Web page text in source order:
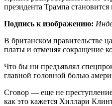
президента Трампа
Подпись к изображению:
В британском правительстве
платы и отменяя сокращение
Что бы ни предъявлял
главной головной болью
Сговор — еще не
как это кажется Хиллари